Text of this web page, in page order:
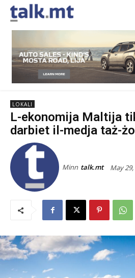
LOKALI
L-ekonomija Maltija
darbiet il-medja taż-
Minn talk.mt May